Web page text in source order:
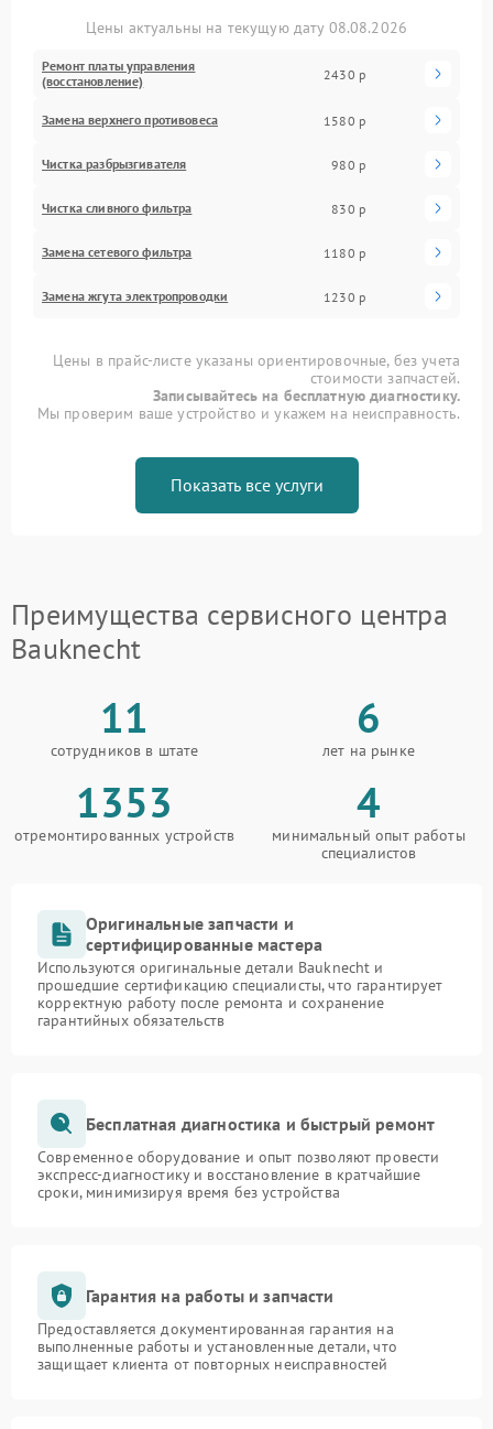
Цены актуальны на текущую дату 08.08.2026
Ремонт платы управления
(восстановление)
2430 р
Замена верхнего противовеса 1580 р
Чистка разбрызгивателя 980 р
Чистка сливного фильтра 830 р
Замена сетевого фильтра 1180 р
Замена жгута электропроводки 1230 р
Цены в прайс-листе указаны ориентировочные, без учета
стоимости запчастей.
Записывайтесь на бесплатную диагностику.
Мы проверим ваше устройство и укажем на неисправность.
Показать все услуги
Преимущества сервисного центра
Bauknecht
11
сотрудников в штате
6
лет на рынке
1353
отремонтированных устройств
4
минимальный опыт работы
специалистов
Оригинальные запчасти и
сертифицированные мастера
Используются оригинальные детали Bauknecht и
прошедшие сертификацию специалисты, что гарантирует
корректную работу после ремонта и сохранение
гарантийных обязательств
Бесплатная диагностика и быстрый ремонт
Современное оборудование и опыт позволяют провести
экспресс-диагностику и восстановление в кратчайшие
сроки, минимизируя время без устройства
Гарантия на работы и запчасти
Предоставляется документированная гарантия на
выполненные работы и установленные детали, что
защищает клиента от повторных неисправностей